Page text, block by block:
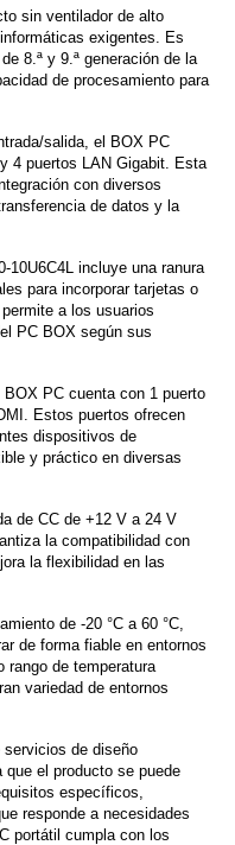
sin ventilador de alto
exigentes. Es
8.ª y 9.ª generación de la
de procesamiento para
salida, el BOX PC
4 puertos LAN Gigabit. Esta
con diversos
de datos y la
10U6C4L incluye una ranura
para incorporar tarjetas o
a los usuarios
PC BOX según sus
PC cuenta con 1 puerto
Estos puertos ofrecen
dispositivos de
y práctico en diversas
de CC de +12 V a 24 V
la compatibilidad con
la flexibilidad en las
de -20 °C a 60 °C,
de forma fiable en entornos
rango de temperatura
variedad de entornos
servicios de diseño
el producto se puede
específicos,
responde a necesidades
portátil cumpla con los